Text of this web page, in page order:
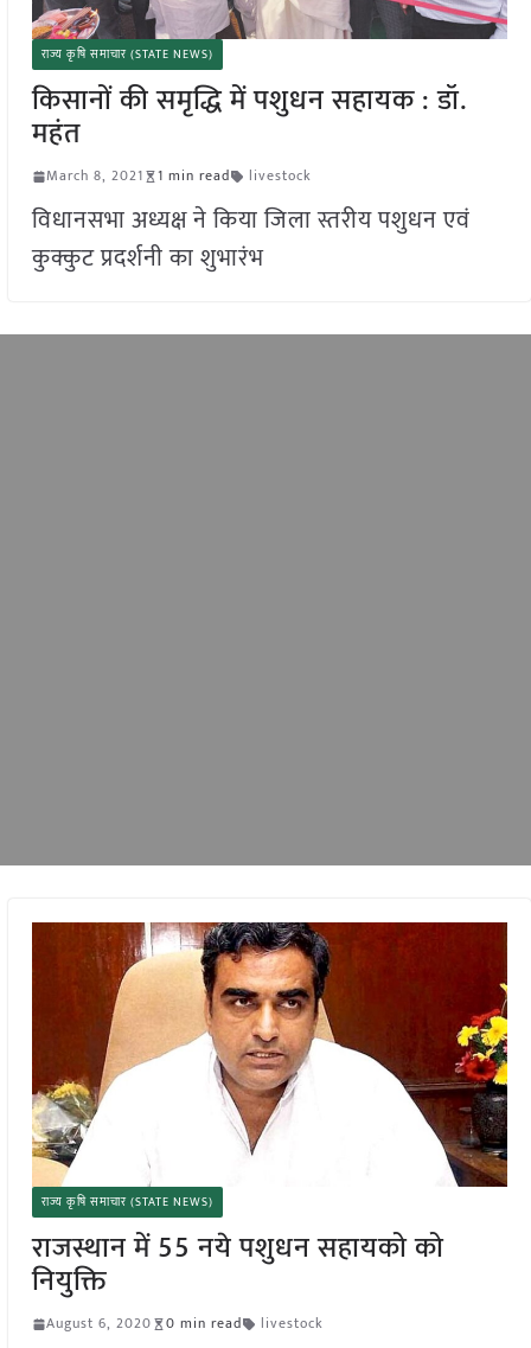
राज्य कृषि समाचार (STATE NEWS)
किसानों की समृद्धि में पशुधन सहायक : डॉ.
महंत
March 8, 2021 1 min read livestock
विधानसभा अध्यक्ष ने किया जिला स्तरीय पशुधन एवं
कुक्कुट प्रदर्शनी का शुभारंभ
राज्य कृषि समाचार (STATE NEWS)
राजस्थान में 55 नये पशुधन सहायको को
नियुक्ति
August 6, 2020 0 min read livestock